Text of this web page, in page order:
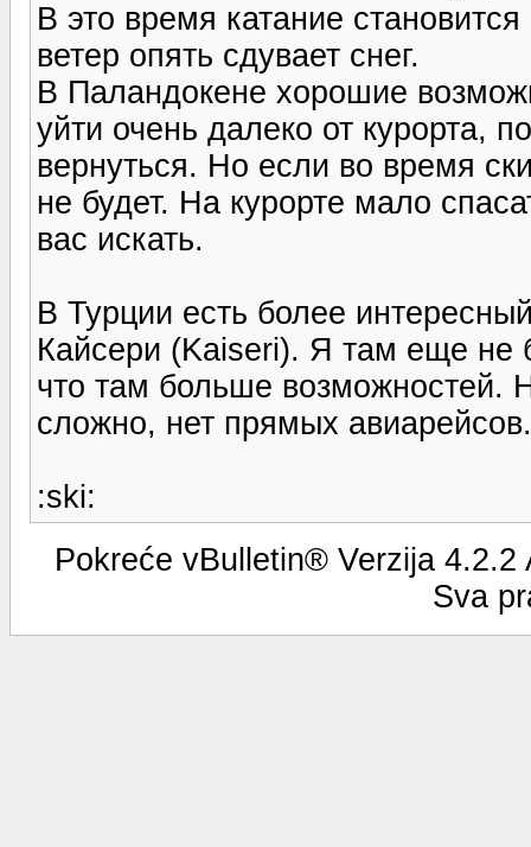
В это время катание
ветер опять сдувает снег.
В Паландокене хорошие
уйти очень далеко от курорта,
вернуться. Но если во время
не будет. На курорте мало
вас искать.
В Турции есть более
Кайсери (Kaiseri). Я там еще
что там больше возможностей.
сложно, нет прямых авиарейсов.
:ski:
Pokreće vBulletin® Verzija
Sva